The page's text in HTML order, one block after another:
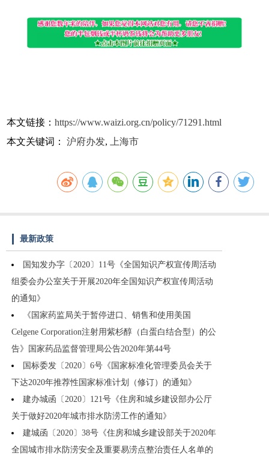
本文链接：https://www.waizi.org.cn/policy/71291.html
本文关键词：沪府办发,上海市
最新政策
国知发办字〔2020〕11号《全国知识产权宣传周活动
组委会办公室关于开展2020年全国知识产权宣传周活动
的通知》
《国家药监局关于暂停进口、销售和使用美国
Celgene Corporation注射用紫杉醇（白蛋白结合型）的公
告》国家药品监督管理局公告2020年第44号
国标委发〔2020〕6号《国家标准化管理委员会关于
下达2020年推荐性国家标准计划（修订）的通知》
建办城函〔2020〕121号《住房和城乡建设部办公厅
关于做好2020年城市排水防涝工作的通知》
建城函〔2020〕38号《住房和城乡建设部关于2020年
全国城市排水防涝安全及重要易涝点整治责任人名单的